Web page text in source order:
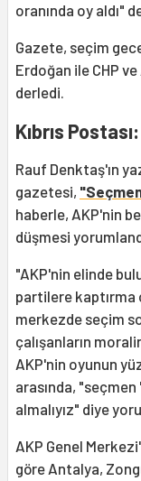
oranında oy aldı"
Gazete, seçim
Erdoğan ile CHP
derledi.
Kıbrıs
Rauf Denktaş'ın
gazetesi,
haberle, AKP'nin
düşmesi
"AKP'nin elinde
partilere kaptırma
merkezde seçim
çalışanların
AKP'nin oyunun
arasında,
almalıyız" diye
AKP Genel
göre Antalya,